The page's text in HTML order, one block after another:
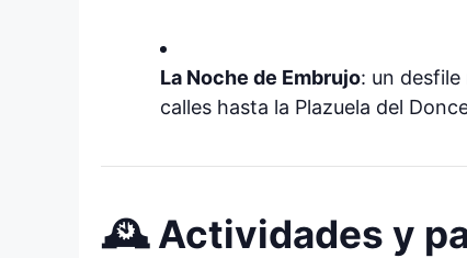
La Noche de Embrujo: un
calles hasta la Plazuela del
🕰️ Actividades y